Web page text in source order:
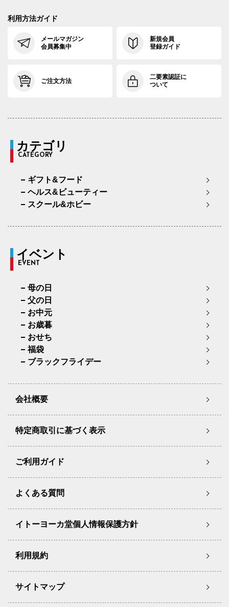
利用方法ガイド
メールマガジン
会員募集中
新規会員
登録ガイド
ご注文方法
二要素認証に
ついて
カテゴリ
CATEGORY
ギフト&フード
ヘルス&ビューティー
スクール&ホビー
イベント
EVENT
母の日
父の日
お中元
お歳暮
おせち
福袋
ブラックフライデー
会社概要
特定商取引に基づく表示
ご利用ガイド
よくある質問
イトーヨーカ堂個人情報保護方針
利用規約
サイトマップ